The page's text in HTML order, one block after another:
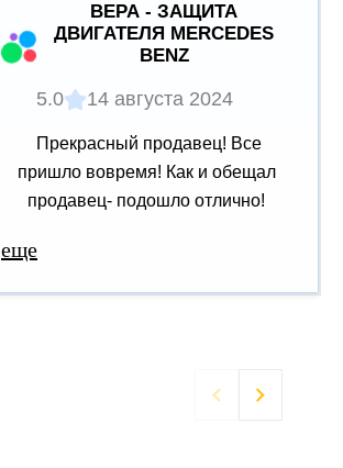
ВЕРА - ЗАЩИТА
ДВИГАТЕЛЯ MERCEDES
BENZ
5.0 14 августа 2024
Прекрасный продавец! Все
пришло вовремя! Как и обещал
продавец- подошло отлично!
еще
 